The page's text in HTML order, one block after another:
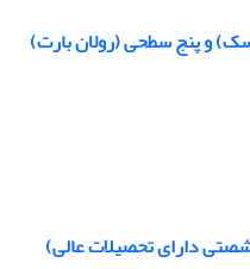
و پنج سطحی (رولان بارت)
دارای تحصیلات عالی)